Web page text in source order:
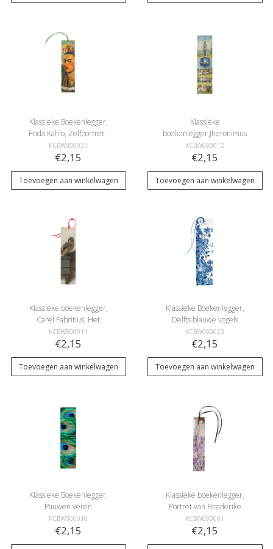
Klassieke Boekenlegger,
Frida Kahlo, Zelfportret -
Dr Eloesser
KCBW000031
€2,15
Toevoegen aan winkelwagen
Klassieke
boekenlegger,Jheronimus
Bosch, Tuin der Lusten
KCBW000012
€2,15
Toevoegen aan winkelwagen
Klassieke boekenlegger,
Carel Fabritius, Het
Puttertje
KCBW000011
€2,15
Toevoegen aan winkelwagen
Klassieke Boekenlegger,
Delfts blauwe vogels
KCBW000023
€2,15
Toevoegen aan winkelwagen
Klassieke Boekenlegger,
Pauwen veren
KCBW000016
€2,15
Klassieke boekenlegger,
Portret van Friederike
Maria Beer
KCBW000001
€2,15